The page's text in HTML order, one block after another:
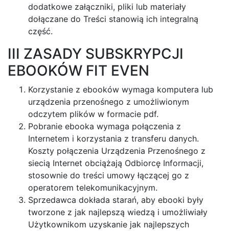
dodatkowe załączniki, pliki lub materiały
dołączane do Treści stanowią ich integralną
część.
III ZASADY SUBSKRYPCJI
EBOOKÓW FIT EVEN
Korzystanie z ebooków wymaga komputera lub
urządzenia przenośnego z umożliwionym
odczytem plików w formacie pdf.
Pobranie ebooka wymaga połączenia z
Internetem i korzystania z transferu danych.
Koszty połączenia Urządzenia Przenośnego z
siecią Internet obciążają Odbiorcę Informacji,
stosownie do treści umowy łączącej go z
operatorem telekomunikacyjnym.
Sprzedawca dokłada starań, aby ebooki były
tworzone z jak najlepszą wiedzą i umożliwiały
Użytkownikom uzyskanie jak najlepszych